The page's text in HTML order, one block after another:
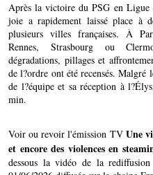
Après la victoire du PSG en Ligue
joie a rapidement laissé place à
plusieurs villes françaises. À
Rennes, Strasbourg ou
dégradations, pillages et
de l?ordre ont été recensés.
de l?équipe et sa réception à
min.
Voir ou revoir l'émission TV Une
et encore des violences en
dessous la vidéo de la